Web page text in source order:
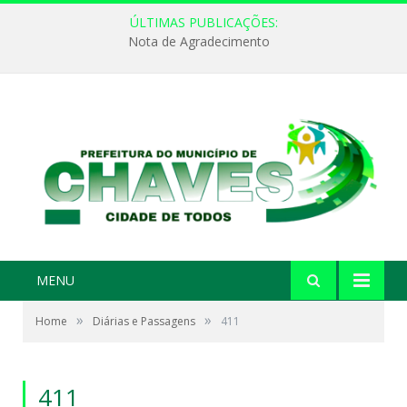
ÚLTIMAS PUBLICAÇÕES:
Nota de Agradecimento
MENU
Home » Diárias e Passagens » 411
411